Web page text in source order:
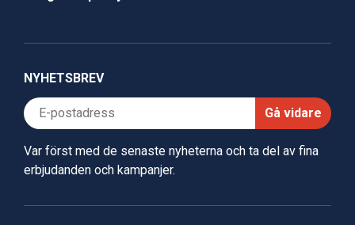
NYHETSBREV
Gå vidare
Var först med de senaste nyheterna och ta del av fina
erbjudanden och kampanjer.